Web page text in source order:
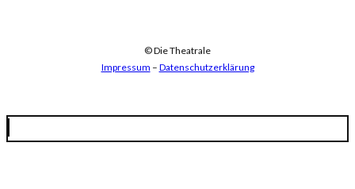
© Die Theatrale
Impressum – Datenschutzerklärung